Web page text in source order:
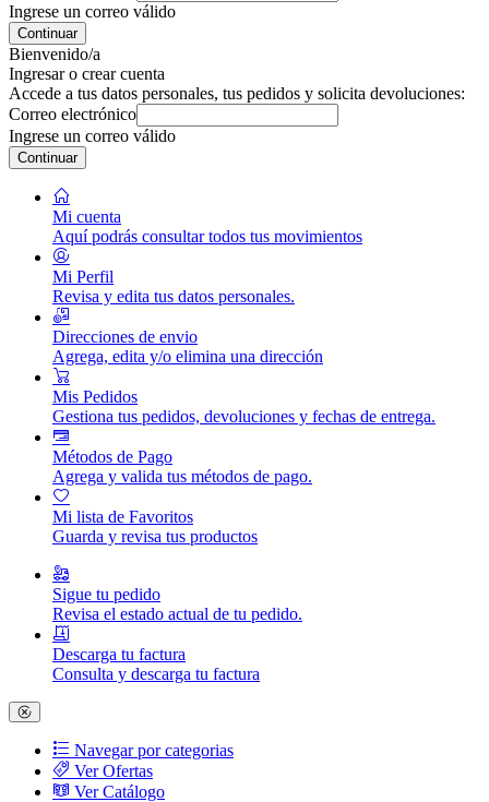
Ingrese un correo válido
Continuar
Bienvenido/a
Ingresar o crear cuenta
Accede a tus datos personales, tus pedidos y solicita devoluciones:
Correo electrónico
Ingrese un correo válido
Continuar
Mi cuenta
Aquí podrás consultar todos tus movimientos
Mi Perfil
Revisa y edita tus datos personales.
Direcciones de envio
Agrega, edita y/o elimina una dirección
Mis Pedidos
Gestiona tus pedidos, devoluciones y fechas de entrega.
Métodos de Pago
Agrega y valida tus métodos de pago.
Mi lista de Favoritos
Guarda y revisa tus productos
Sigue tu pedido
Revisa el estado actual de tu pedido.
Descarga tu factura
Consulta y descarga tu factura
Navegar por categorias
Ver Ofertas
Ver Catálogo